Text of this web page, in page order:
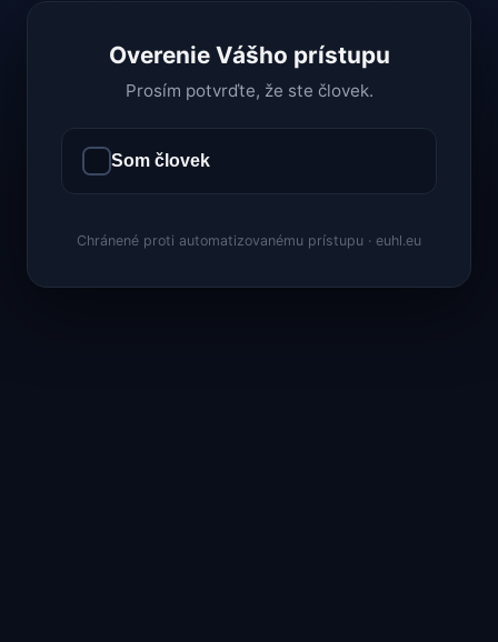
Overenie Vášho prístupu
Prosím potvrďte, že ste človek.
Som človek
Chránené proti automatizovanému prístupu · euhl.eu